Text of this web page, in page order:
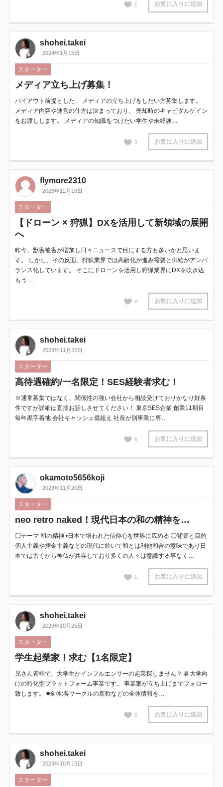
1 お気に入りに追加
shohei.takei
2024年1月15日
スターター
メディア立ち上げ募集！
バイアウト前提とした、 メディアの立ち上げをしたい方募集します。
メディア内容や運営の仕方は決まっており、 売却時のキャピタルゲイン
をお渡しします。 メディアの知識をつけたい学生や未経験…
3 お気に入りに追加
flymore2310
2023年12月16日
スターター
【ドローン × 狩猟】DXを活用して新領域の展開
へ
昨今、獣害被害が増加し日々ニュースで目にする方も多いかと思いま
す。 しかし、その反面、狩猟業界では高齢化が進み需要と供給がアンバ
ランス化しています。 そこにドローンを活用し狩猟業界にDXを吹き込
もう…
2 お気に入りに追加
shohei.takei
2023年11月22日
スターター
高待遇確約/一名限定！SES経験者求む！
※通常募集ではなく、関係性の強い会社から相談受けておりかなり好条
件ですが詳細は直接お話しさせてください！ 東京SES企業 創業11期目
毎年黒字着地 会社キャッシュ億超え 社長が別事業に専…
6 お気に入りに追加
okamoto5656koji
2023年11月20日
スターター
neo retro naked！現代日本の和の精神を…
◯テーマ 和の精神 •日本で培われた信仰心を世界に広める ◯背景と目的
個人主義や拝金主義などの現代に於いて和とは利他和合の意味であり日
本では古くから神仏が共存しており多くの人々は意識する事なく…
1 お気に入りに追加
shohei.takei
2023年10月25日
スターター
学生起業家！求む【1名限定】
兄さん管轄で、大学生かインフルエンサーの起業探しません？ 各大学向
けの特化型プラットフォーム事業です。 事業案が立ち上げまでフォロー
致します。 ■全体:各サークルの新歓などの全体情報を…
2 お気に入りに追加
shohei.takei
2023年10月13日
スターター